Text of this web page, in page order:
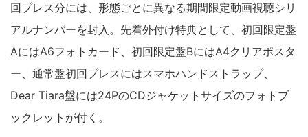
回プレス分には、形態ごとに異なる期間限定動画視聴シリ
アルナンバーを封入。先着外付け特典として、初回限定盤
AにはA6フォトカード、初回限定盤BにはA4クリアポスタ
ー、通常盤初回プレスにはスマホハンドストラップ、
Dear Tiara盤には24PのCDジャケットサイズのフォトブ
ックレットが付く。